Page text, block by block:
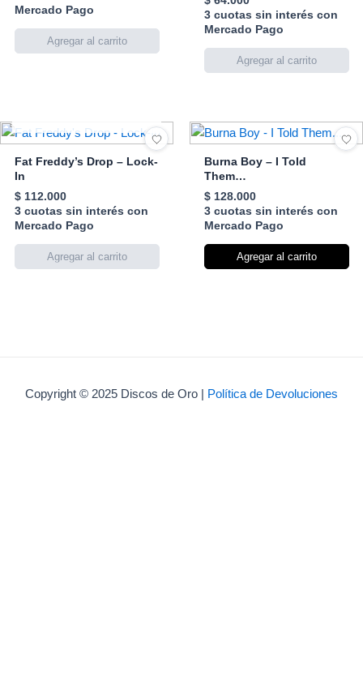
Mercado Pago
3 cuotas sin interés con
Mercado Pago
Fat Freddy’s Drop – Lock-
In
$112.000
3 cuotas sin interés con
Mercado Pago
Burna Boy – I Told
Them…
$128.000
3 cuotas sin interés con
Mercado Pago
Agregar al carrito
Copyright © 2025 Discos de Oro | Política de Devoluciones